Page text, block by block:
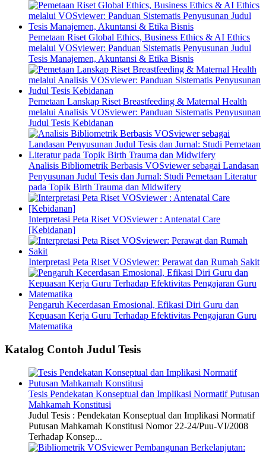
Pemetaan Riset Global Ethics, Business Ethics & AI Ethics
melalui VOSviewer: Panduan Sistematis Penyusunan Judul
Tesis Manajemen, Akuntansi & Etika Bisnis
Pemetaan Lanskap Riset Breastfeeding & Maternal Health
melalui Analisis VOSviewer: Panduan Sistematis Penyusunan
Judul Tesis Kebidanan
Analisis Bibliometrik Berbasis VOSviewer sebagai Landasan
Penyusunan Judul Tesis dan Jurnal: Studi Pemetaan Literatur
pada Topik Birth Trauma dan Midwifery
Interpretasi Peta Riset VOSviewer : Antenatal Care
[Kebidanan]
Interpretasi Peta Riset VOSviewer: Perawat dan Rumah Sakit
Pengaruh Kecerdasan Emosional, Efikasi Diri Guru dan
Kepuasan Kerja Guru Terhadap Efektivitas Pengajaran Guru
Matematika
Katalog Contoh Judul Tesis
Tesis Pendekatan Konseptual dan Implikasi Normatif Putusan
Mahkamah Konstitusi
Judul Tesis : Pendekatan Konseptual dan Implikasi Normatif
Putusan Mahkamah Konstitusi Nomor 22-24/Puu-VI/2008
Terhadap Konsep...